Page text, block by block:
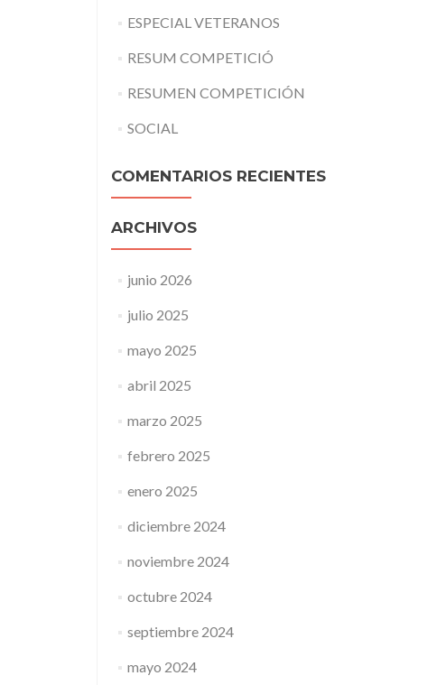
ESPECIAL VETERANOS
RESUM COMPETICIÓ
RESUMEN COMPETICIÓN
SOCIAL
COMENTARIOS RECIENTES
ARCHIVOS
junio 2026
julio 2025
mayo 2025
abril 2025
marzo 2025
febrero 2025
enero 2025
diciembre 2024
noviembre 2024
octubre 2024
septiembre 2024
mayo 2024